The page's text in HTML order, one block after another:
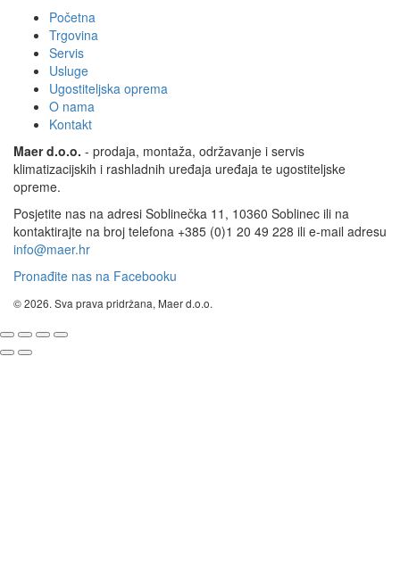
Početna
Trgovina
Servis
Usluge
Ugostiteljska oprema
O nama
Kontakt
Maer d.o.o. - prodaja, montaža, održavanje i servis
klimatizacijskih i rashladnih uređaja uređaja te ugostiteljske
opreme.
Posjetite nas na adresi Soblinečka 11, 10360 Soblinec ili na
kontaktirajte na broj telefona +385 (0)1 20 49 228 ili e-mail adresu
info@maer.hr
Pronađite nas na Facebooku
© 2026. Sva prava pridržana, Maer d.o.o.